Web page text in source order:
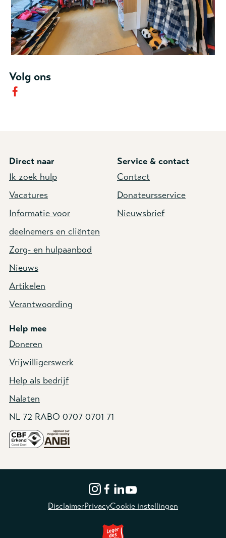
Volg ons
Direct naar
Ik zoek hulp
Vacatures
Informatie voor
deelnemers en cliënten
Zorg- en hulpaanbod
Nieuws
Artikelen
Verantwoording
Service & contact
Contact
Donateursservice
Nieuwsbrief
Help mee
Doneren
Vrijwilligerswerk
Help als bedrijf
Nalaten
NL 72 RABO 0707 0701 71
DisclaimerPrivacyCookie instellingen